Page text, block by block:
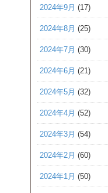
2024年9月 (17)
2024年8月 (25)
2024年7月 (30)
2024年6月 (21)
2024年5月 (32)
2024年4月 (52)
2024年3月 (54)
2024年2月 (60)
2024年1月 (50)